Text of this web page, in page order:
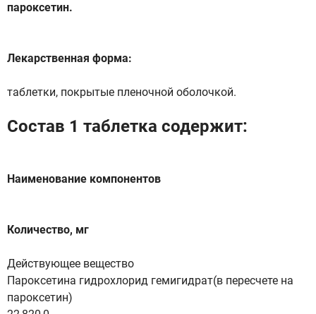
пароксетин.
Лекарственная форма:
таблетки, покрытые пленочной оболочкой.
Состав 1 таблетка содержит:
Наименование компонентов
Количество, мг
Действующее вещество
Пароксетина гидрохлорид гемигидрат(в пересчете на
пароксетин)